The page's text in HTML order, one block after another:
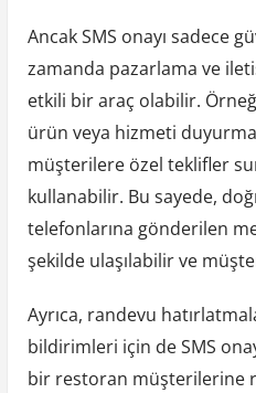
Ancak SMS onayı sadece
zamanda pazarlama ve
etkili bir araç olabilir.
ürün veya hizmeti
müşterilere özel teklifler
kullanabilir. Bu sayede,
telefonlarına gönderilen
şekilde ulaşılabilir ve
Ayrıca, randevu
bildirimleri için de SMS
bir restoran müşterilerine